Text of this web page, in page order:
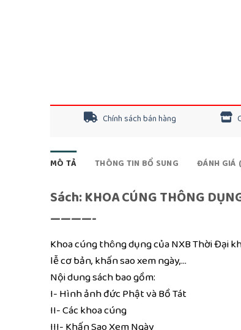
Chính sách bán hàng
MÔ TẢ THÔNG TIN BỔ SUNG ĐÁNH GIÁ
Sách: KHOA CÚNG THÔNG
————-
Khoa cúng thông dụng của NXB Thời Đại
lễ cơ bản, khấn sao xem ngày,…
Nội dung sách bao gồm:
I- Hình ảnh đức Phật và Bồ Tát
II- Các khoa cúng
III- Khấn Sao Xem Ngày